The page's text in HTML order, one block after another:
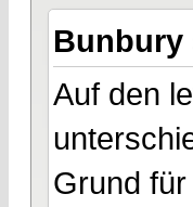
Bunbury
Auf den
Grund